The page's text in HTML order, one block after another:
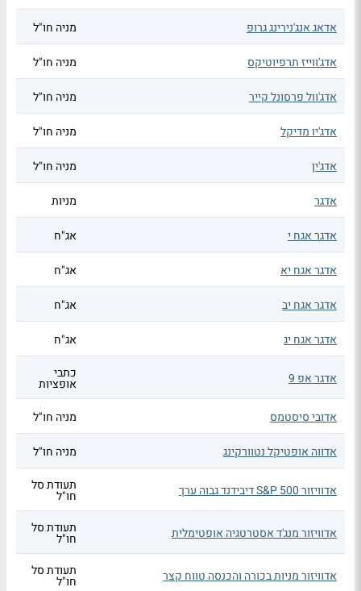
אדאג אנג'נירינג גרופ מניה חו"ל
אדג'ווייז תרפיוטיקס מניה חו"ל
אדג'וול פרסונל קייר מניה חו"ל
אדג'יו מדיקל מניה חו"ל
אדג'ין מניה חו"ל
אדגר מניות
אדגר אגח י אג"ח
אדגר אגח יא אג"ח
אדגר אגח יב אג"ח
אדגר אגח יג אג"ח
אדגר אפ 9 כתבי
אופציות
אדובי סיסטמס
מניה חו"ל
אדווה אופטיקל נטוורקינג מניה חו"ל
אדוויזור S&P 500 דיבידנד גבוה ערך תעודת סל
חו"ל
אדוויזור מנג'ד אסטרטגיה אופטימלית תעודת סל
חו"ל
אדוויזור מניות בכורה והכנסה טווח קצר תעודת סל
חו"ל